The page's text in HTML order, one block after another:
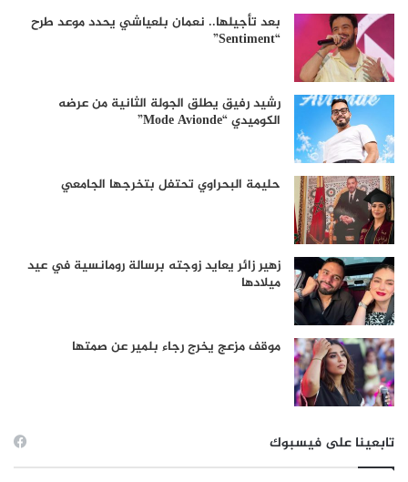
بعد تأجيلها.. نعمان بلعياشي يحدد موعد طرح
“Sentiment”
رشيد رفيق يطلق الجولة الثانية من عرضه
الكوميدي “Mode Avionde”
حليمة البحراوي تحتفل بتخرجها الجامعي
زهير زائر يعايد زوجته برسالة رومانسية في عيد
ميلادها
موقف مزعج يخرج رجاء بلمير عن صمتها
تابعينا على فيسبوك